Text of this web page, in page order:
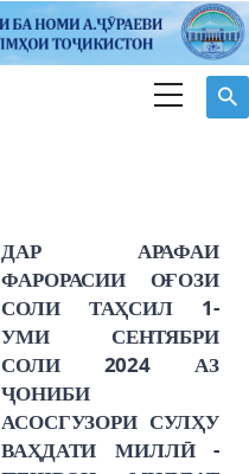
ДАР АРАФАИ
ФАРОРАСИИ ОҒОЗИ
СОЛИ ТАҲСИЛ 1-
УМИ СЕНТЯБРИ
СОЛИ 2024 АЗ
ҶОНИБИ
АСОСГУЗОРИ СУЛҲУ
ВАҲДАТИ МИЛЛӢ -